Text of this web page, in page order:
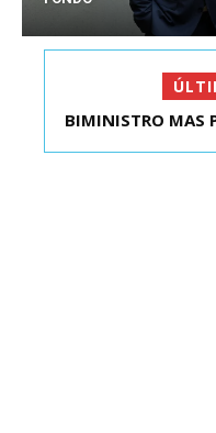
KAST SE REUNIÓ
BIMINISTRO MAS